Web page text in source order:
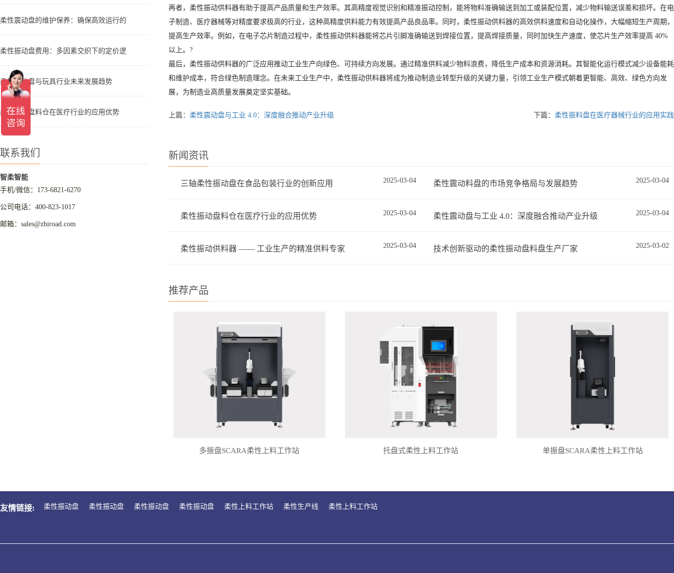
柔性震动盘的维护保养：确保高效运行的
柔性振动盘费用：多因素交织下的定价逻
柔性振动盘与玩具行业未来发展趋势
柔性振动盘料仓在医疗行业的应用优势
联系我们
智柔智能
手机/微信：173-6821-6270
公司电话：400-823-1017
邮箱：sales@zhiroad.com
再者，柔性振动供料器有助于提高产品质量和生产效率。其高精度视觉识别和精准振动控制，能将物料准确输送到加工或装配位置，减少物料输送误差和损坏。在电
子制造、医疗器械等对精度要求极高的行业，这种高精度供料能力有效提高产品良品率。同时，柔性振动供料器的高效供料速度和自动化操作，大幅缩短生产周期，
提高生产效率。例如，在电子芯片制造过程中，柔性振动供料器能将芯片引脚准确输送到焊接位置，提高焊接质量，同时加快生产速度，使芯片生产效率提高 40%
以上。?
最后，柔性振动供料器的广泛应用推动工业生产向绿色、可持续方向发展。通过精准供料减少物料浪费，降低生产成本和资源消耗。其智能化运行模式减少设备能耗
和维护成本，符合绿色制造理念。在未来工业生产中，柔性振动供料器将成为推动制造业转型升级的关键力量，引领工业生产模式朝着更智能、高效、绿色方向发
展，为制造业高质量发展奠定坚实基础。
上篇： 柔性震动盘与工业 4.0：深度融合推动产业升级 下篇： 柔性振料盘在医疗器械行业的应用实践
新闻资讯
2025-03-04
三轴柔性振动盘在食品包装行业的创新应用 2025-03-04
柔性震动料盘的市场竞争格局与发展趋势
2025-03-04
柔性振动盘料仓在医疗行业的应用优势 2025-03-04
柔性震动盘与工业 4.0：深度融合推动产业升级
2025-03-04
柔性振动供料器 —— 工业生产的精准供料专家 2025-03-02
技术创新驱动的柔性振动盘料盘生产厂家
推荐产品
多振盘SCARA柔性上料工作站 托盘式柔性上料工作站 单振盘SCARA柔性上料工作站
友情链接: 柔性振动盘 柔性振动盘 柔性振动盘 柔性振动盘 柔性上料工作站 柔性生产线 柔性上料工作站